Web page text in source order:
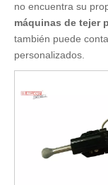
no encuentra su
máquinas de tejer
también puede
personalizados.